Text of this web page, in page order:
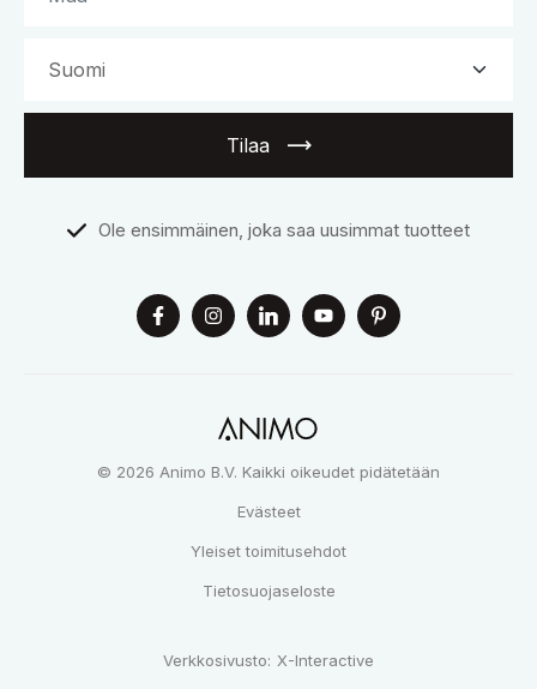
Tilaa
Ole ensimmäinen, joka saa uusimmat tuotteet
© 2026 Animo B.V. Kaikki oikeudet pidätetään
Evästeet
Yleiset toimitusehdot
Tietosuojaseloste
Verkkosivusto: X-Interactive